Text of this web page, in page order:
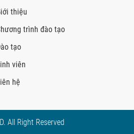
thiệu
trình đào tạo
tạo
viên
hệ
All Right Reserved